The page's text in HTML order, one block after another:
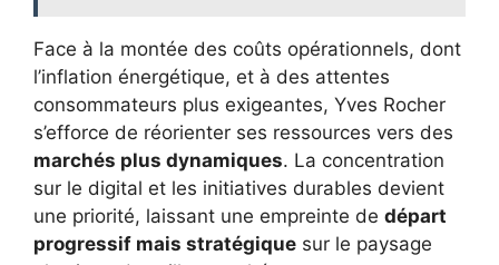
Face à la montée des coûts opérationnels, dont
l’inflation énergétique, et à des attentes
consommateurs plus exigeantes, Yves Rocher
s’efforce de réorienter ses ressources vers des
marchés plus dynamiques. La concentration
sur le digital et les initiatives durables devient
une priorité, laissant une empreinte de départ
progressif mais stratégique sur le paysage